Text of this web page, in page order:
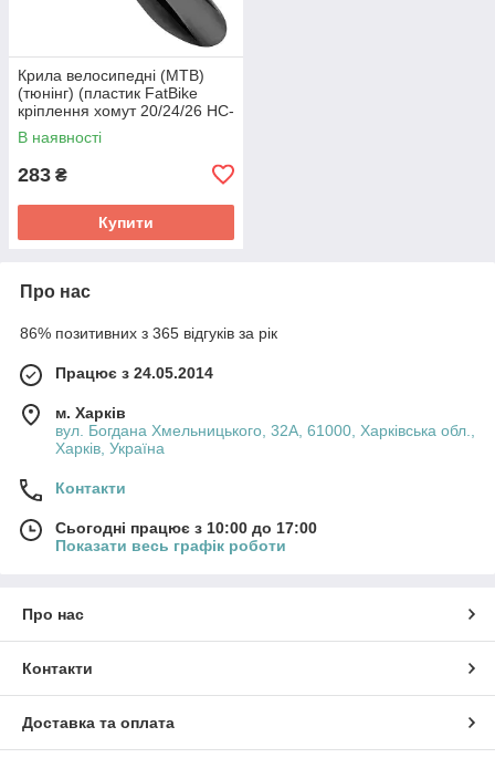
Крила велосипедні (MTB)
(тюнінг) (пластик FatBike
кріплення хомут 20/24/26 HC-
XDC-S) Shunfeng BBC
В наявності
283 ₴
Купити
Про нас
86% позитивних з 365 відгуків за рік
Працює з 24.05.2014
м. Харків
вул. Богдана Хмельницького, 32А, 61000, Харківська обл.,
Харків, Україна
Контакти
Сьогодні працює з 10:00 до 17:00
Показати весь графік роботи
Про нас
Контакти
Доставка та оплата